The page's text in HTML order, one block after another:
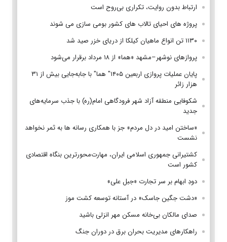
ارتباط بدون روایت، تکراری بی‌روح است
پروژه های احیای تالاب های کشور بومی سازی می شوند
۱۱۳۰ تن انواع ماهیان کیلکا از دریای خزر صید شد
پروازهای نوشهر–مشهد «هما» از ۱۸ مرداد برقرار می‌شود
پایان عملیات پروازی اربعین ۱۴۰۵" هما" با جابه‌جایی بیش از ۳۱
هزار زائر
شکوفایی منطقه آزاد شهر فرودگاهی امام(ره) با جذب سرمایه‌های
جدید
«ساختن امید در دل مردم» جز با همکاری رسانه ها به ثمر نخواهد
نشست
کشتیرانی جمهوری اسلامی ایران، مهارت‌محورترین بنگاه اقتصادی
کشور است
دودِ ابهام بر سر تجارت «جبل علی»
«دشت جگین جاسک» در آستانه توسعه کشت موز
صدای مالکان بی‌خانه مسکن مهر انزلی باشید
راهکارهای مدیریت بحران برق در دوران جنگ